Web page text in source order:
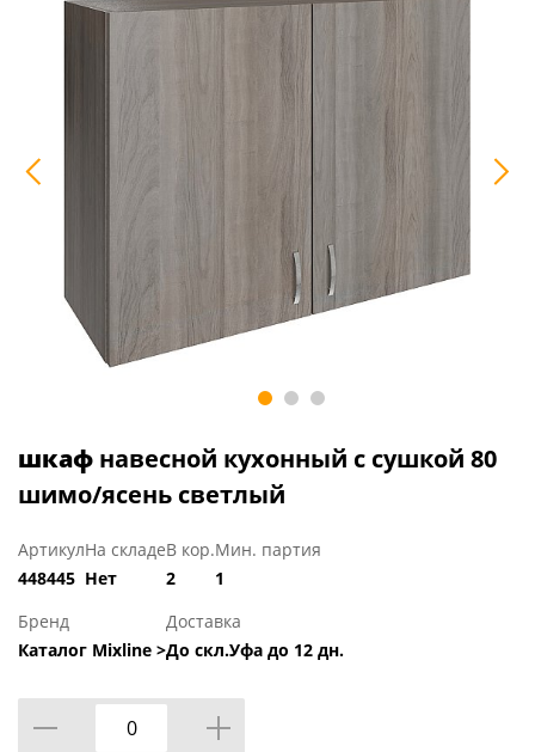
шкаф навесной кухонный с сушкой 80
шимо/ясень светлый
Артикул
448445
На складе
Нет
В кор.
2
Мин. партия
1
Бренд
Каталог Mixline >
Доставка
До скл.Уфа до 12 дн.